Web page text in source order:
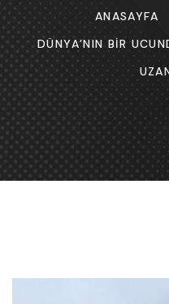
ANASAYFA
DÜNYA’NIN BIR